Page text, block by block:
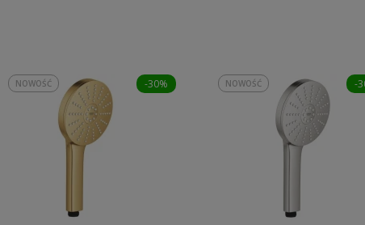
-30%
NOWOŚĆ -
NOWOŚĆ